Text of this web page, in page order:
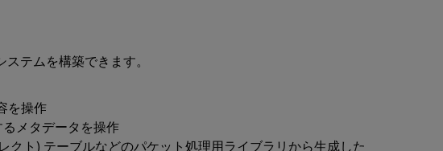
テムを構築できます。
を操作
メタデータを操作
クト) テーブルなどのパケット処理用ライブラリから生成した